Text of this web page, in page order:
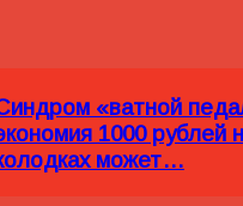
«ватной
1000 рублей
может…